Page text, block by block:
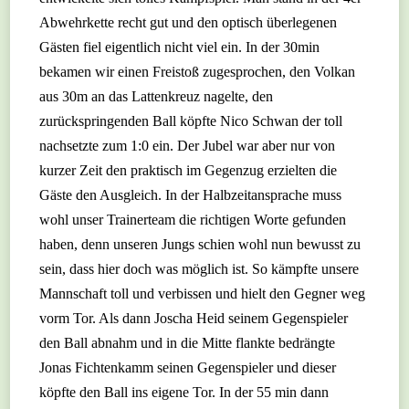
Abwehrkette recht gut und den optisch überlegenen
Gästen fiel eigentlich nicht viel ein. In der 30min
bekamen wir einen Freistoß zugesprochen, den Volkan
aus 30m an das Lattenkreuz nagelte, den
zurückspringenden Ball köpfte Nico Schwan der toll
nachsetzte zum 1:0 ein. Der Jubel war aber nur von
kurzer Zeit den praktisch im Gegenzug erzielten die
Gäste den Ausgleich. In der Halbzeitansprache muss
wohl unser Trainerteam die richtigen Worte gefunden
haben, denn unseren Jungs schien wohl nun bewusst zu
sein, dass hier doch was möglich ist. So kämpfte unsere
Mannschaft toll und verbissen und hielt den Gegner weg
vorm Tor. Als dann Joscha Heid seinem Gegenspieler
den Ball abnahm und in die Mitte flankte bedrängte
Jonas Fichtenkamm seinen Gegenspieler und dieser
köpfte den Ball ins eigene Tor. In der 55 min dann